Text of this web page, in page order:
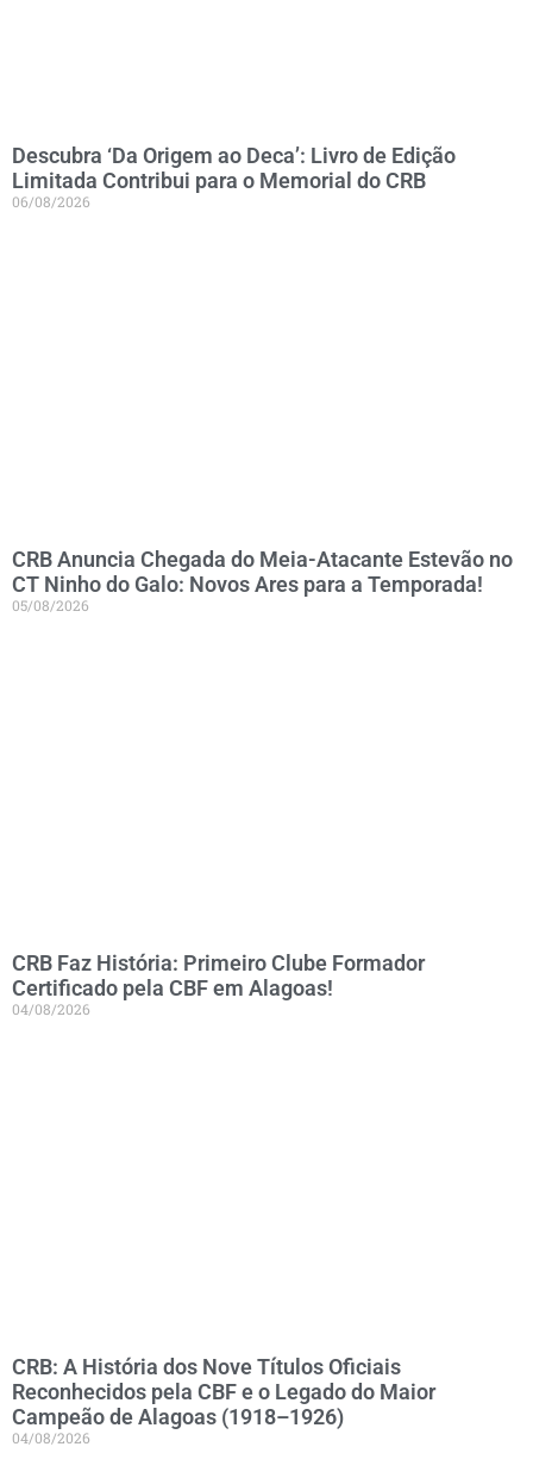
Descubra ‘Da Origem ao Deca’: Livro de Edição
Limitada Contribui para o Memorial do CRB
06/08/2026
CRB Anuncia Chegada do Meia-Atacante Estevão no
CT Ninho do Galo: Novos Ares para a Temporada!
05/08/2026
CRB Faz História: Primeiro Clube Formador
Certificado pela CBF em Alagoas!
04/08/2026
CRB: A História dos Nove Títulos Oficiais
Reconhecidos pela CBF e o Legado do Maior
Campeão de Alagoas (1918–1926)
04/08/2026